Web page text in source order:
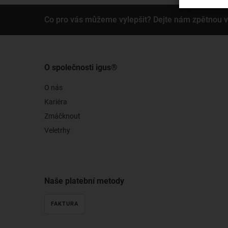
Co pro vás můžeme vylepšit? Dejte nám zpětnou
O společnosti igus®
O nás
Kariéra
Zmáčknout
Veletrhy
Naše platební metody
FAKTURA